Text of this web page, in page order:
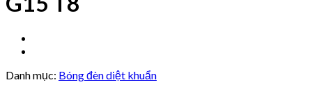
Danh mục: Bóng đèn diệt khuẩn